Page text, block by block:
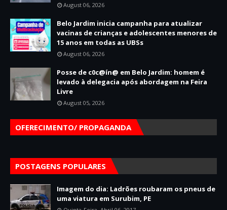
August 06, 2026
Belo Jardim inicia campanha para atualizar
vacinas de crianças e adolescentes menores de
15 anos em todas as UBSs
August 06, 2026
Posse de c0c@ín@ em Belo Jardim: homem é
levado à delegacia após abordagem na Feira
Livre
August 05, 2026
OFERECIMENTO/ PROPAGANDA
POSTAGENS POPULARES
Imagem do dia: Ladrões roubaram os pneus de
uma viatura em Surubim, PE